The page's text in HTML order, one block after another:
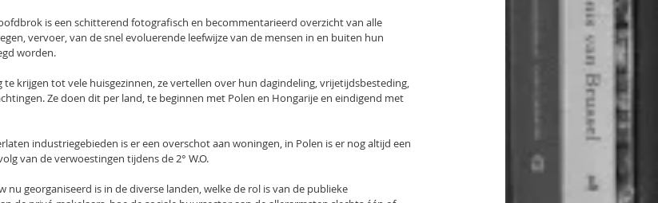
is een schitterend fotografisch en becommentarieerd overzicht van alle
vervoer, van de snel evoluerende leefwijze van de mensen in en buiten hun
worden.
te krijgen tot vele huisgezinnen, ze vertellen over hun dagindeling, vrijetijdsbesteding,
Ze doen dit per land, te beginnen met Polen en Hongarije en eindigend met
industriegebieden is er een overschot aan woningen, in Polen is er nog altijd een
van de verwoestingen tijdens de 2° W.O.
nu georganiseerd is in de diverse landen, welke de rol is van de publieke